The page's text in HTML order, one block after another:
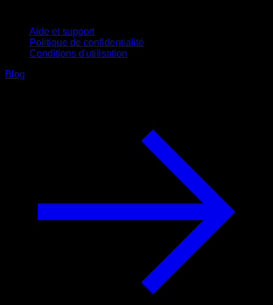
Aide et support
Politique de confidentialité
Conditions d'utilisation
Blog